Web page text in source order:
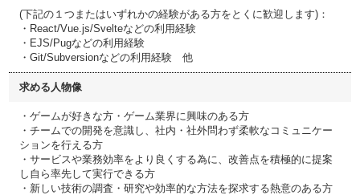
(下記の１つまたはいずれかの経験がある方をとくに歓迎します)：
・React/Vue.js/Svelteなどの利用経験
・EJS/Pugなどの利用経験
・Git/Subversionなどの利用経験 他
求める人物像
・ゲームが好きな方・ゲーム業界に興味のある方
・チームでの開発を意識し、社内・社外問わず柔軟なコミュニケー
ションを行える方
・サービスや業務効率をより良くする為に、改善点を積極的に提案
し自ら率先して実行できる方
・新しい技術の調査・研究や効率的な方法を探求する熱意のある方